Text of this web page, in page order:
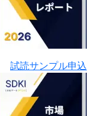
試読サンプル申込